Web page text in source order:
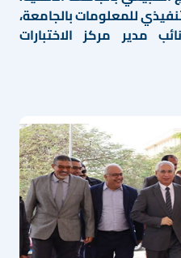
للمعلومات بالجامعة،
مدير مركز الاختبارات